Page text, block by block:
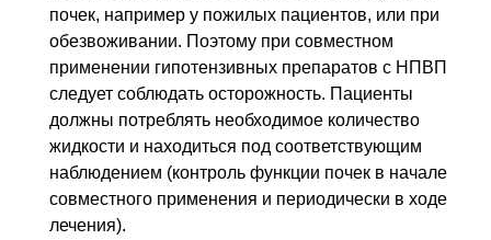
почек, например у пожилых пациентов, или при
обезвоживании. Поэтому при совместном
применении гипотензивных препаратов с НПВП
следует соблюдать осторожность. Пациенты
должны потреблять необходимое количество
жидкости и находиться под соответствующим
наблюдением (контроль функции почек в начале
совместного применения и периодически в ходе
лечения).